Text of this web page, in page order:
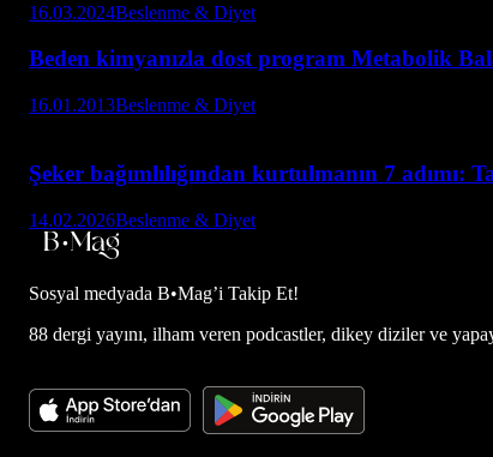
16.03.2024Beslenme & Diyet
Beden kimyanızla dost program Metabolik
16.01.2013Beslenme & Diyet
Şeker bağımlılığından kurtulmanın 7
14.02.2026Beslenme & Diyet
Sosyal medyada B•Mag’i Takip Et!
88 dergi yayını, ilham veren podcastler, dikey diziler ve